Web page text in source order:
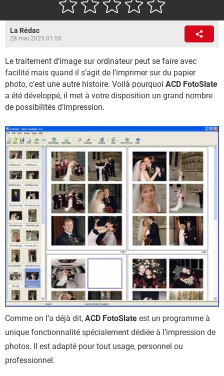
La Rédac
28 mai 2025 01:55
Le traitement d’image sur ordinateur peut se faire avec
facilité mais quand il s’agit de l’imprimer sur du papier
photo, c’est une autre histoire. Voilà pourquoi ACD FotoSlate
a été développé, il met à votre disposition un grand nombre
de possibilités d’impression.
Comme on l’a déjà dit, ACD FotoSlate est un programme à
unique fonctionnalité spécialement dédiée à l’impression de
photos. Il est adapté pour tout usage, personnel ou
professionnel.